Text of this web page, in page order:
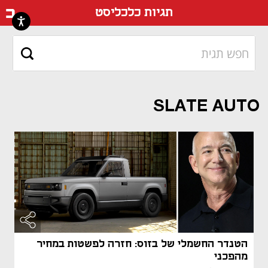
תגיות כלכליסט
SLATE AUTO
הטנדר החשמלי של בזוס: חזרה לפשטות במחיר
מהפכני